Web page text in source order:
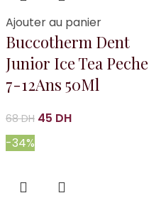
Ajouter au panier
Buccotherm Dent
Junior Ice Tea Peche
7-12Ans 50Ml
68DH 45 DH
-34%